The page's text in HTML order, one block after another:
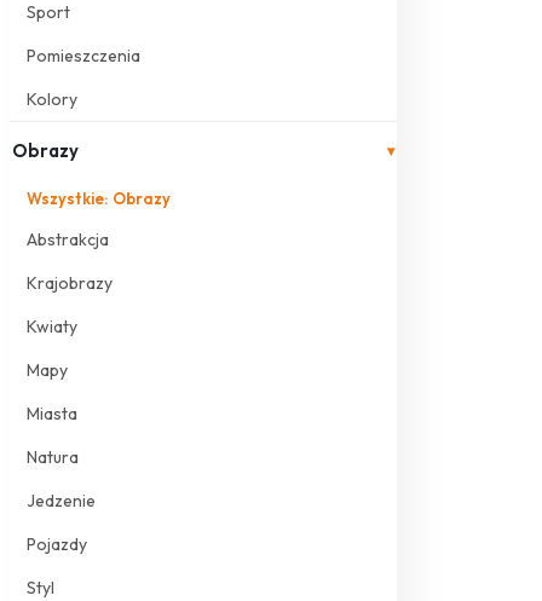
Sport
Pomieszczenia
Kolory
Obrazy ▾
Wszystkie: Obrazy
Abstrakcja
Krajobrazy
Kwiaty
Mapy
Miasta
Natura
Jedzenie
Pojazdy
Styl